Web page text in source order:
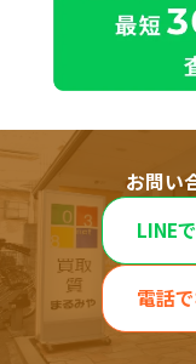
お問い
LINE
電話